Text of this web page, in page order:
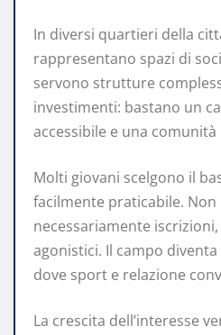
In diversi quartieri della
rappresentano spazi di
servono strutture
investimenti: bastano un
accessibile e una
Molti giovani scelgono il
facilmente praticabile. Non
necessariamente
agonistici. Il campo
dove sport e relazione
La crescita dell’interesse